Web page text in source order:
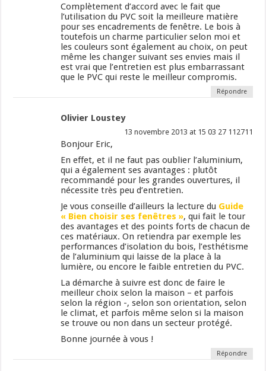
Complètement d’accord avec le fait que
l’utilisation du PVC soit la meilleure matière
pour ses encadrements de fenêtre. Le bois à
toutefois un charme particulier selon moi et
les couleurs sont également au choix, on peut
même les changer suivant ses envies mais il
est vrai que l’entretien est plus embarrassant
que le PVC qui reste le meilleur compromis.
Répondre
Olivier Loustey
13 novembre 2013 at 15 03 27 112711
Bonjour Eric,
En effet, et il ne faut pas oublier l’aluminium,
qui a également ses avantages : plutôt
recommandé pour les grandes ouvertures, il
nécessite très peu d’entretien.
Je vous conseille d’ailleurs la lecture du Guide
« Bien choisir ses fenêtres », qui fait le tour
des avantages et des points forts de chacun de
ces matériaux. On retiendra par exemple les
performances d’isolation du bois, l’esthétisme
de l’aluminium qui laisse de la place à la
lumière, ou encore le faible entretien du PVC.
La démarche à suivre est donc de faire le
meilleur choix selon la maison – et parfois
selon la région -, selon son orientation, selon
le climat, et parfois même selon si la maison
se trouve ou non dans un secteur protégé.
Bonne journée à vous !
Répondre